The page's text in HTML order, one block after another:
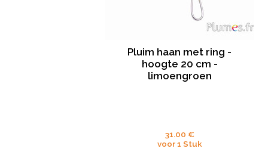
Pluim haan met ring -
hoogte 20 cm -
limoengroen
31.00 €
voor 1 Stuk